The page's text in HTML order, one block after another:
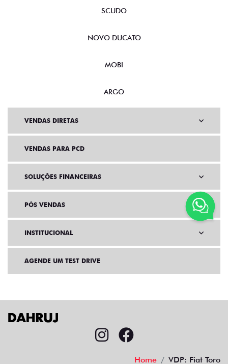
SCUDO
NOVO DUCATO
MOBI
ARGO
VENDAS DIRETAS
VENDAS PARA PCD
SOLUÇÕES FINANCEIRAS
PÓS VENDAS
INSTITUCIONAL
AGENDE UM TEST DRIVE
Home VDP: Fiat Toro